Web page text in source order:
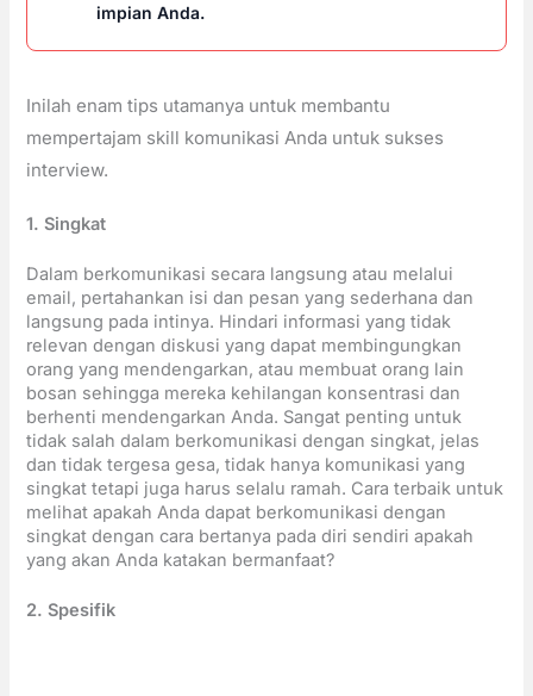
impian Anda.
Inilah enam tips utamanya untuk membantu
mempertajam skill komunikasi Anda untuk sukses
interview.
1.Singkat
Dalam berkomunikasi secara langsung atau melalui
email, pertahankan isi dan pesan yang sederhana dan
langsung pada intinya. Hindari informasi yang tidak
relevan dengan diskusi yang dapat membingungkan
orang yang mendengarkan, atau membuat orang lain
bosan sehingga mereka kehilangan konsentrasi dan
berhenti mendengarkan Anda. Sangat penting untuk
tidak salah dalam berkomunikasi dengan singkat, jelas
dan tidak tergesa gesa, tidak hanya komunikasi yang
singkat tetapi juga harus selalu ramah. Cara terbaik untuk
melihat apakah Anda dapat berkomunikasi dengan
singkat dengan cara bertanya pada diri sendiri apakah
yang akan Anda katakan bermanfaat?
2.Spesifik